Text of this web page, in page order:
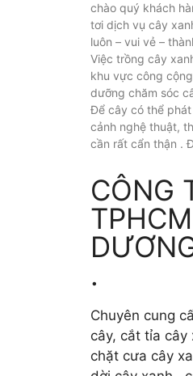
chào quý khách
tơi dịch vụ cây
luôn – vui vẻ –
Việc trồng cây
khu vực công
dưỡng chăm sóc
Để cây có thể
cảnh nghệ thuật,
cần rất cẩn thận .
CÔNG
.
Chuyên cung
cây, cắt tỉa cây
chặt cưa cây